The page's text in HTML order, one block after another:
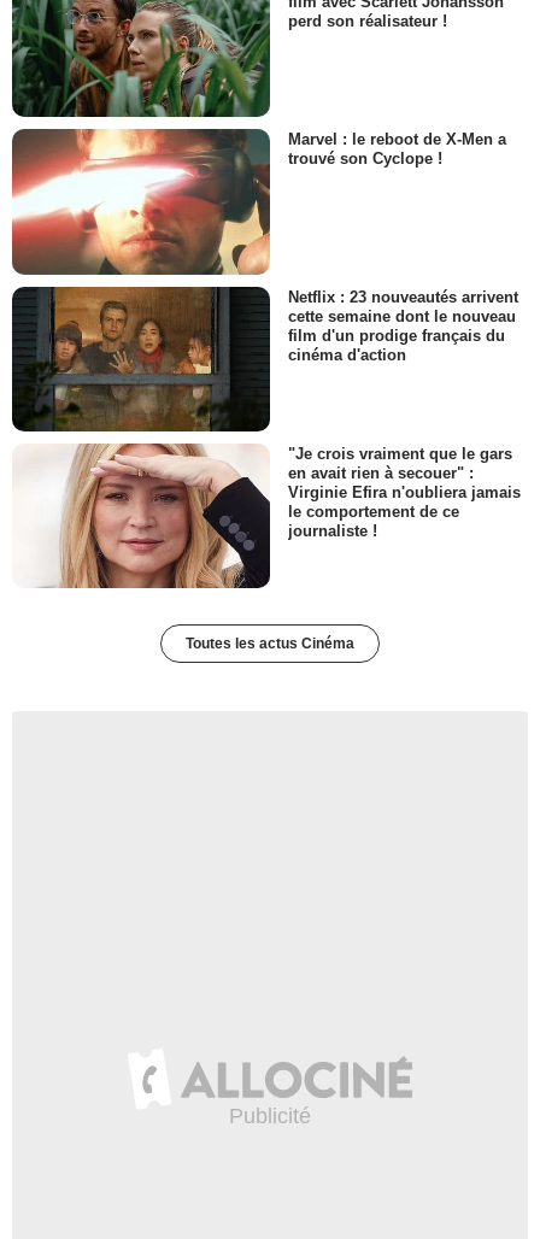
perd son réalisateur !
Marvel : le reboot de X-Men a
trouvé son Cyclope !
Netflix : 23 nouveautés arrivent
cette semaine dont le nouveau
film d'un prodige français du
cinéma d'action
"Je crois vraiment que le gars
en avait rien à secouer" :
Virginie Efira n'oubliera jamais
le comportement de ce
journaliste !
Toutes les actus Cinéma